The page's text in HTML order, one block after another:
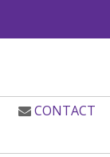
CONTACT